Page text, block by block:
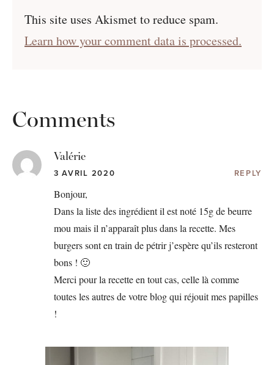
This site uses Akismet to reduce spam.
Learn how your comment data is processed.
Comments
Valérie
3 AVRIL 2020 REPLY
Bonjour,
Dans la liste des ingrédient il est noté 15g de beurre
mou mais il n’apparaît plus dans la recette. Mes
burgers sont en train de pétrir j’espère qu’ils resteront
bons ! 🙂
Merci pour la recette en tout cas, celle là comme
toutes les autres de votre blog qui réjouit mes papilles
!